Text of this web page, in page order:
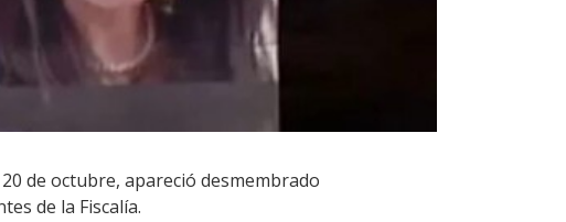
de octubre, apareció desmembrado
de la Fiscalía.